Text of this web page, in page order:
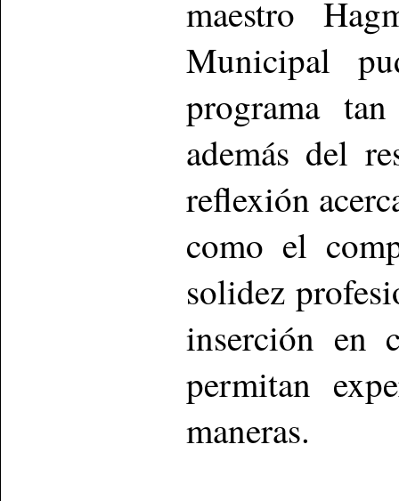
maestro
Municipal
programa
además del
reflexión
como el
solidez
inserción en
permitan
maneras.